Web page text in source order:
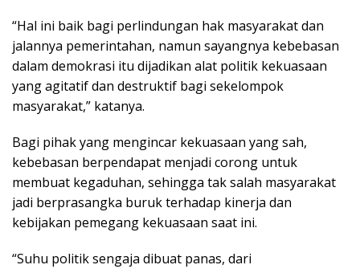
“Hal ini baik bagi perlindungan hak masyarakat dan
jalannya pemerintahan, namun sayangnya kebebasan
dalam demokrasi itu dijadikan alat politik kekuasaan
yang agitatif dan destruktif bagi sekelompok
masyarakat,” katanya.
Bagi pihak yang mengincar kekuasaan yang sah,
kebebasan berpendapat menjadi corong untuk
membuat kegaduhan, sehingga tak salah masyarakat
jadi berprasangka buruk terhadap kinerja dan
kebijakan pemegang kekuasaan saat ini.
“Suhu politik sengaja dibuat panas, dari